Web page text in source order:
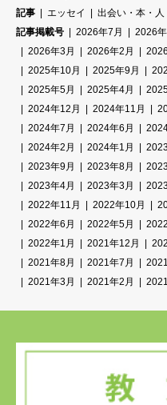
記事
エッセイ 出会い・本・人
記事掲載号
2026年7月 2026
2026年3月
2026年2月
2025年10月
2025年9月
2025年5月
2025年4月
2024年12月
2024年11月
2024年7月
2024年6月
2024年2月
2024年1月
2023年9月
2023年8月
2023年4月
2023年3月
2022年11月
2022年10月
2022年6月
2022年5月
2022年1月
2021年12月
2021年8月
2021年7月
2021年3月
2021年2月